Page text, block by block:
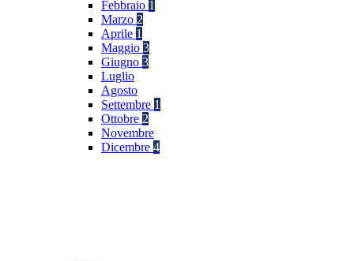
Febbraio 1
Marzo 2
Aprile 1
Maggio 3
Giugno 3
Luglio
Agosto
Settembre 1
Ottobre 2
Novembre
Dicembre 4